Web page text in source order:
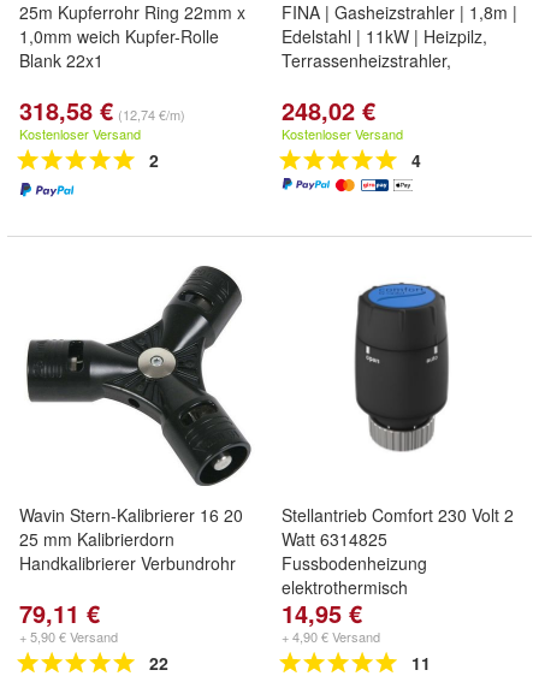
25m Kupferrohr Ring 22mm x
1,0mm weich Kupfer-Rolle
Blank 22x1
318,58 € (12,74 €/m)
Kostenloser Versand
2
FINA | Gasheizstrahler | 1,8m |
Edelstahl | 11kW | Heizpilz,
Terrassenheizstrahler,
248,02 €
Kostenloser Versand
4
Wavin Stern-Kalibrierer 16 20
25 mm Kalibrierdorn
Handkalibrierer Verbundrohr
79,11 €
+ 5,90 € Versand
22
Stellantrieb Comfort 230 Volt 2
Watt 6314825
Fussbodenheizung
elektrothermisch
14,95 €
+ 4,90 € Versand
11